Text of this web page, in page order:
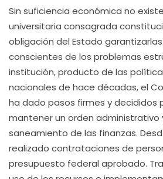
Sin suficiencia económica no
universitaria consagrada
obligación del Estado
conscientes de los problemas
institución, producto de las
nacionales de hace décadas, el
ha dado pasos firmes y decididos
mantener un orden administrativo
saneamiento de las finanzas.
realizado contrataciones de
presupuesto federal aprobado.